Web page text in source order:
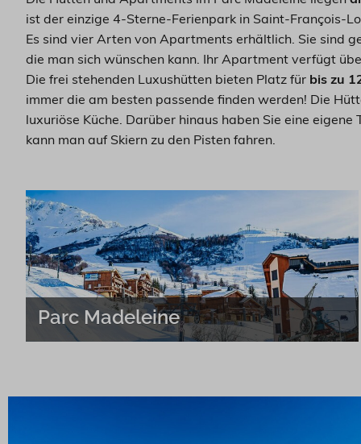
ist der einzige 4-Sterne-Ferienpark in Saint-François-
Es sind vier Arten von Apartments erhältlich. Sie sind
die man sich wünschen kann. Ihr Apartment verfügt
Die frei stehenden Luxushütten bieten Platz für bis zu
immer die am besten passende finden werden! Die
luxuriöse Küche. Darüber hinaus haben Sie eine
kann man auf Skiern zu den Pisten fahren.
Parc Madeleine